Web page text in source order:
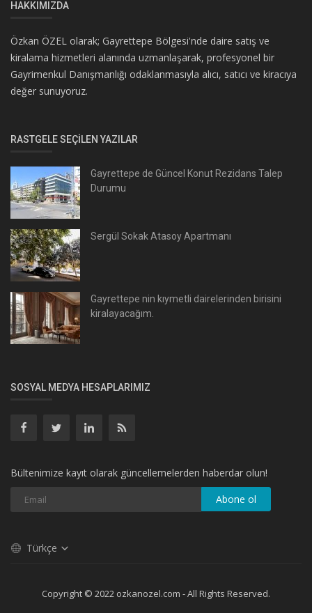
HAKKIMIZDA
Özkan ÖZEL olarak; Gayrettepe Bölgesi'nde daire satış ve
kiralama hizmetleri alanında uzmanlaşarak, profesyonel bir
Gayrimenkul Danışmanlığı odaklanmasıyla alıcı, satıcı ve kiracıya
değer sunuyoruz.
RASTGELE SEÇILEN YAZILAR
Gayrettepe de Güncel Konut Rezidans Talep
Durumu
Sergül Sokak Atasoy Apartmanı
Gayrettepe nin kıymetli dairelerinden birisini
kiralayacağım.
SOSYAL MEDYA HESAPLARIMIZ
Bültenimize kayıt olarak güncellemelerden haberdar olun!
Abone ol
Türkçe
Copyright © 2022 ozkanozel.com - All Rights Reserved.